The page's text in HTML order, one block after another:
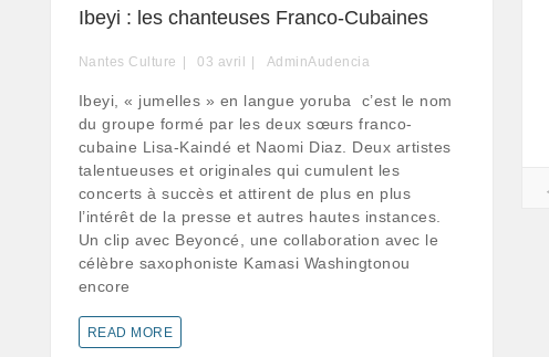
Ibeyi : les chanteuses Franco-Cubaines
Nantes Culture 03 avril AdminAudencia
Ibeyi, « jumelles » en langue yoruba c’est le nom
du groupe formé par les deux sœurs franco-
cubaine Lisa-Kaindé et Naomi Diaz. Deux artistes
talentueuses et originales qui cumulent les
concerts à succès et attirent de plus en plus
l’intérêt de la presse et autres hautes instances.
Un clip avec Beyoncé, une collaboration avec le
célèbre saxophoniste Kamasi Washingtonou
encore
READ MORE